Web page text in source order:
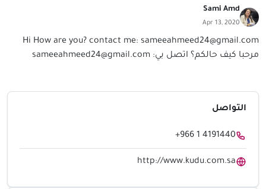
Sami Amd
Apr 13, 2020
Hi How are you? contact me: sameeahmeed24@gmail.com
مرحبا كيف حالكم؟ اتصل بي: sameeahmeed24@gmail.com
التواصل
+966 1 4191440
http://www.kudu.com.sa